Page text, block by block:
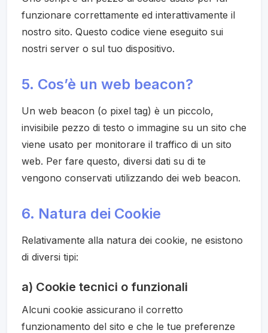
funzionare correttamente ed interattivamente il
nostro sito. Questo codice viene eseguito sui
nostri server o sul tuo dispositivo.
5. Cos’è un web beacon?
Un web beacon (o pixel tag) è un piccolo,
invisibile pezzo di testo o immagine su un sito che
viene usato per monitorare il traffico di un sito
web. Per fare questo, diversi dati su di te
vengono conservati utilizzando dei web beacon.
6. Natura dei Cookie
Relativamente alla natura dei cookie, ne esistono
di diversi tipi:
a) Cookie tecnici o funzionali
Alcuni cookie assicurano il corretto
funzionamento del sito e che le tue preferenze